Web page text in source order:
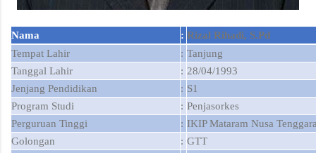
Nama : Rizal Rihadi, S.Pd
Tempat Lahir
: Tanjung
Tanggal Lahir
: 28/04/1993
Jenjang Pendidikan
: S1
Program Studi
: Penjasorkes
Perguruan Tinggi
: IKIP Mataram Nusa
Golongan
: GTT